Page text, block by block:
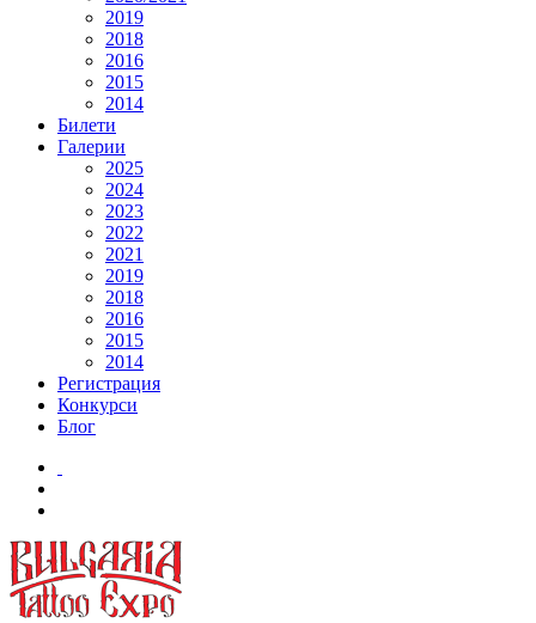
2019
2018
2016
2015
2014
Билети
Галерии
2025
2024
2023
2022
2021
2019
2018
2016
2015
2014
Регистрация
Конкурси
Блог